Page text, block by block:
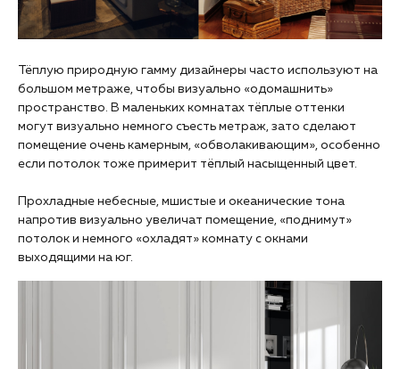
Тёплую природную гамму дизайнеры часто используют на
большом метраже, чтобы визуально «‎одомашнить»‎
пространство. В маленьких комнатах тёплые оттенки
могут визуально немного съесть метраж, зато сделают
помещение очень камерным, ‎«обволакивающим»‎, особенно
если потолок тоже примерит тёплый насыщенный цвет.
Прохладные небесные, мшистые и океанические тона
напротив визуально увеличат помещение, «поднимут»‎
потолок и немного «охладят» комнату с окнами
выходящими на юг.